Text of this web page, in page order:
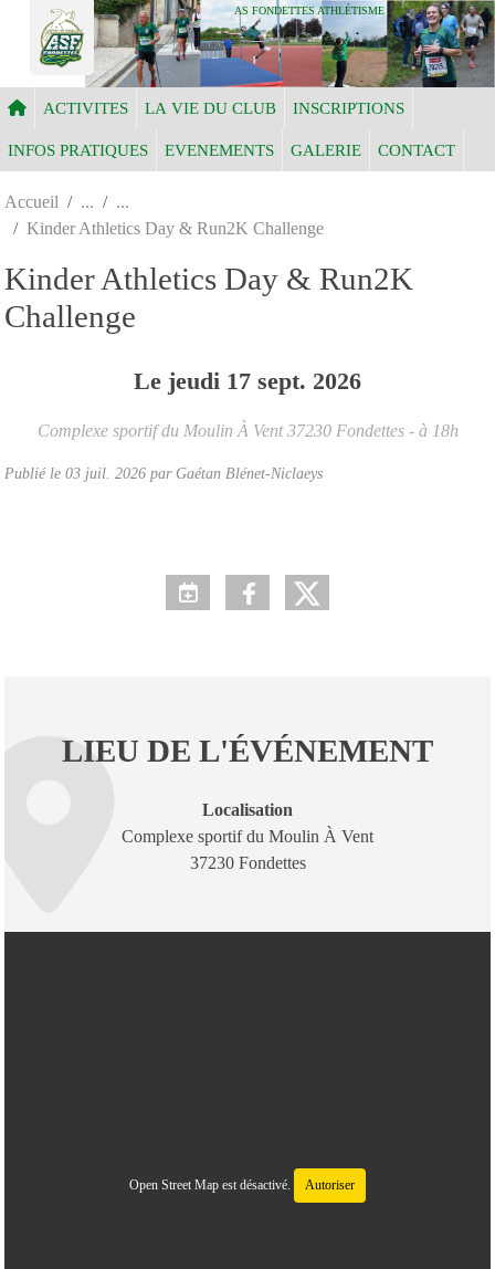
AS FONDETTES ATHLÉTISME
ACTIVITES LA VIE DU CLUB INSCRIPTIONS
INFOS PRATIQUES EVENEMENTS GALERIE CONTACT
Accueil
Kinder Athletics Day & Run2K Challenge
Kinder Athletics Day & Run2K
Challenge
Le jeudi 17 sept. 2026
Complexe sportif du Moulin À Vent 37230 Fondettes - à 18h
Publié le 03 juil. 2026 par Gaétan Blénet-Niclaeys
LIEU DE L'ÉVÉNEMENT
Localisation
Complexe sportif du Moulin À Vent
37230 Fondettes
Open Street Map est désactivé. Autoriser
Panneau de gestion des cookies